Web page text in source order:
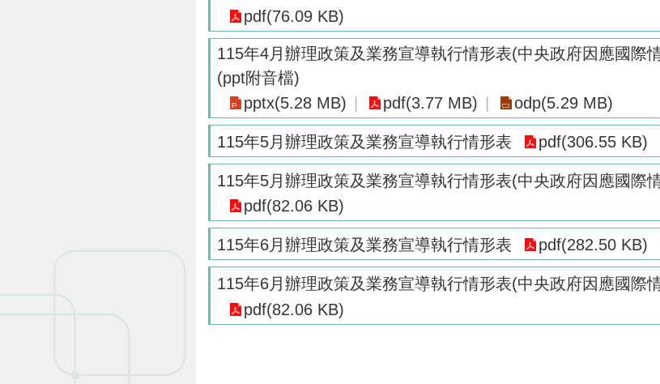
pdf(76.09 KB)
115年4月辦理政策及業務宣導執行情形表(中央政府因應國
(ppt附音檔)
pptx(5.28 MB)
pdf(3.77 MB) odp(5.29 MB)
115年5月辦理政策及業務宣導執行情形表 pdf(306.55 KB)
115年5月辦理政策及業務宣導執行情形表(中央政府因應國際
pdf(82.06 KB)
115年6月辦理政策及業務宣導執行情形表 pdf(282.50 KB)
115年6月辦理政策及業務宣導執行情形表(中央政府因應國際
pdf(82.06 KB)